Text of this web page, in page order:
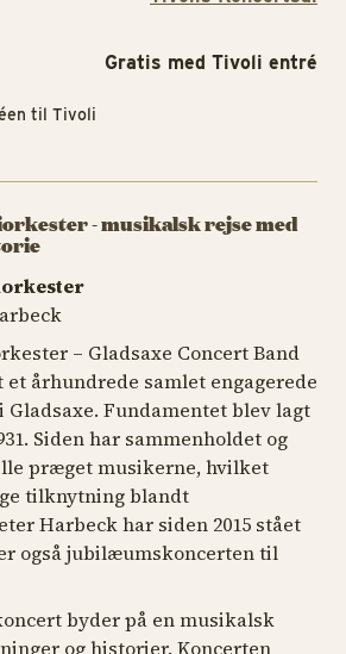
- musikalsk rejse med
– Gladsaxe Concert Band
århundrede samlet engagerede
Fundamentet blev lagt
Siden har sammenholdet og
præget musikerne, hvilket
tilknytning blandt
Harbeck har siden 2015 stået
også jubilæumskoncerten til
byder på en musikalsk
og historier. Koncerten
Gratis med Tivoli entré
til Tivoli